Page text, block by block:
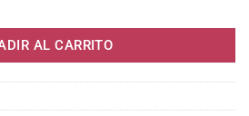
AL CARRITO